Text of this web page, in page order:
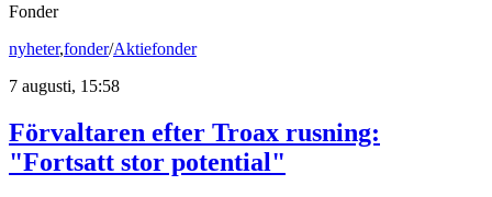
Fonder
nyheter,fonder/Aktiefonder
7 augusti, 15:58
Förvaltaren efter Troax rusning:
"Fortsatt stor potential"